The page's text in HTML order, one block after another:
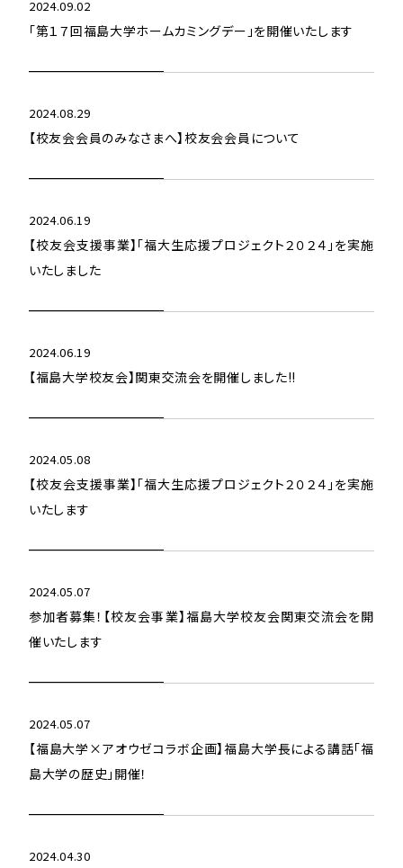
2024.09.02
「第１７回福島大学ホームカミングデー」を開催いたします
2024.08.29
【校友会会員のみなさまへ】校友会会員について
2024.06.19
【校友会支援事業】「福大生応援プロジェクト２０２４」を実施
いたしました
2024.06.19
【福島大学校友会】関東交流会を開催しました!!
2024.05.08
【校友会支援事業】「福大生応援プロジェクト２０２４」を実施
いたします
2024.05.07
参加者募集！【校友会事業】福島大学校友会関東交流会を開
催いたします
2024.05.07
【福島大学×アオウゼコラボ企画】福島大学長による講話「福
島大学の歴史」開催！
2024.04.30